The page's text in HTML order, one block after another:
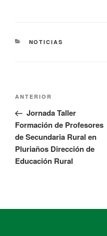
NOTICIAS
ANTERIOR
Jornada Taller
Formación de Profesores
de Secundaria Rural en
Pluriaños Dirección de
Educación Rural